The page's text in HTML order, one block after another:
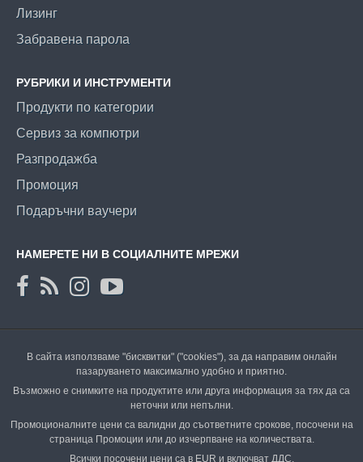
Лизинг
Забравена парола
РУБРИКИ И ИНСТРУМЕНТИ
Продукти по категории
Сервиз за компютри
Разпродажба
Промоция
Подаръчни ваучери
НАМЕРЕТЕ НИ В СОЦИАЛНИТЕ МРЕЖИ
В сайта използваме "бисквитки" ("cookies"), за да направим онлайн
пазаруването максимално удобно и приятно.
Възможно е снимките на продуктите или друга информация за тях да са
неточни или непълни.
Промоционалните цени са валидни до съответните срокове, посочени на
страница Промоции или до изчерпване на количествата.
Всички посочени цени са в EUR и включват ДДС.